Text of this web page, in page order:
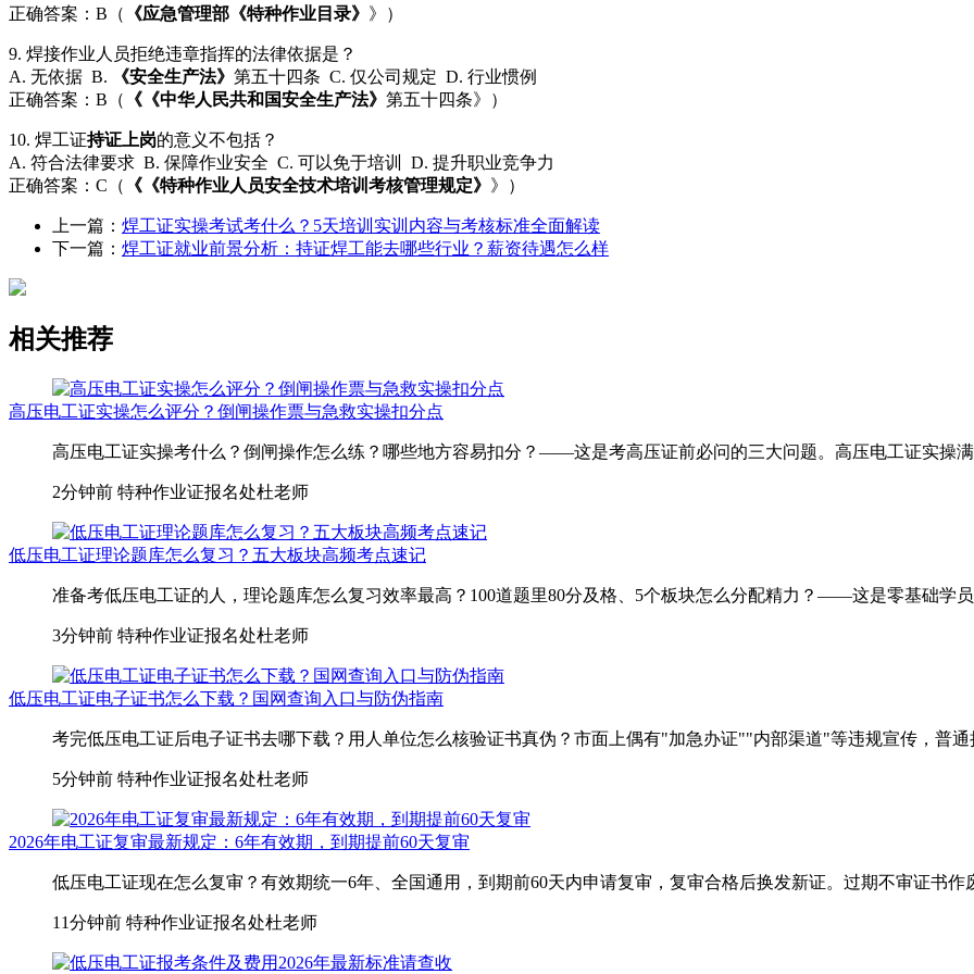
正确答案：B（
《应急管理部《特种作业目录》 》）
9. 焊接作业人员拒绝违章指挥的法律依据是？
A. 无依据 B.
《安全生产法》 第五十四条 C. 仅公司规定 D. 行业惯例
正确答案：B（
《《中华人民共和国安全生产法》 第五十四条》）
10. 焊工证持证上岗的意义不包括？
A. 符合法律要求 B. 保障作业安全 C. 可以免于培训 D. 提升职业竞争力
正确答案：C（
《《特种作业人员安全技术培训考核管理规定》 》）
上一篇： 焊工证实操考试考什么？5天培训实训内容与考核标准全面解读
下一篇： 焊工证就业前景分析：持证焊工能去哪些行业？薪资待遇怎么样
相关推荐
高压电工证实操怎么评分？倒闸操作票与急救实操扣分点
高压电工证实操考什么？倒闸操作怎么练？哪些地方容易扣分？——这是考高压证前必问的三大问题。高压电工证实操
2分钟前 特种作业证报名处杜老师
低压电工证理论题库怎么复习？五大板块高频考点速记
准备考低压电工证的人，理论题库怎么复习效率最高？100道题里80分及格、5个板块怎么分配精力？——这是零基础学
3分钟前 特种作业证报名处杜老师
低压电工证电子证书怎么下载？国网查询入口与防伪指南
考完低压电工证后电子证书去哪下载？用人单位怎么核验证书真伪？市面上偶有"加急办证""内部渠道"等违规宣传，普
5分钟前 特种作业证报名处杜老师
2026年电工证复审最新规定：6年有效期，到期提前60天复审
低压电工证现在怎么复审？有效期统一6年、全国通用，到期前60天内申请复审，复审合格后换发新证。过期不审证书
11分钟前 特种作业证报名处杜老师